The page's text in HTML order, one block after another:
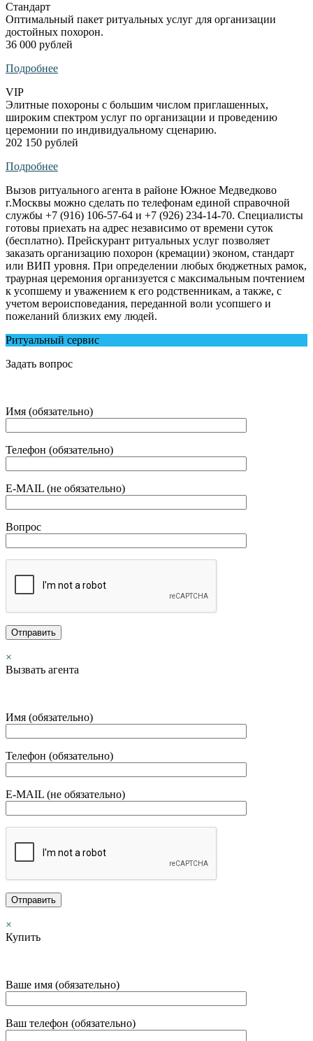
Стандарт
Оптимальный пакет ритуальных услуг для организации
достойных похорон.
36 000 рублей
Подробнее
VIP
Элитные похороны с большим числом приглашенных,
широким спектром услуг по организации и проведению
церемонии по индивидуальному сценарию.
202 150 рублей
Подробнее
Вызов ритуального агента в районе Южное Медведково
г.Москвы можно сделать по телефонам единой справочной
службы +7 (916) 106-57-64 и +7 (926) 234-14-70. Специалисты
готовы приехать на адрес независимо от времени суток
(бесплатно). Прейскурант ритуальных услуг позволяет
заказать организацию похорон (кремации) эконом, стандарт
или ВИП уровня. При определении любых бюджетных рамок,
траурная церемония организуется с максимальным почтением
к усопшему и уважением к его родственникам, а также, с
учетом вероисповедания, переданной воли усопшего и
пожеланий близких ему людей.
Ритуальный сервис
Задать вопрос
Имя (обязательно)
Телефон (обязательно)
E-MAIL (не обязательно)
Вопрос
×
Вызвать агента
Имя (обязательно)
Телефон (обязательно)
E-MAIL (не обязательно)
×
Купить
Ваше имя (обязательно)
Ваш телефон (обязательно)